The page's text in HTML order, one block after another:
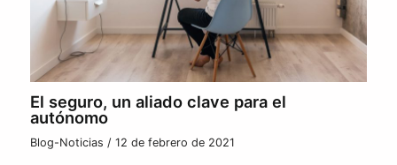
El seguro, un aliado clave para el
autónomo
Blog-Noticias / 12 de febrero de 2021